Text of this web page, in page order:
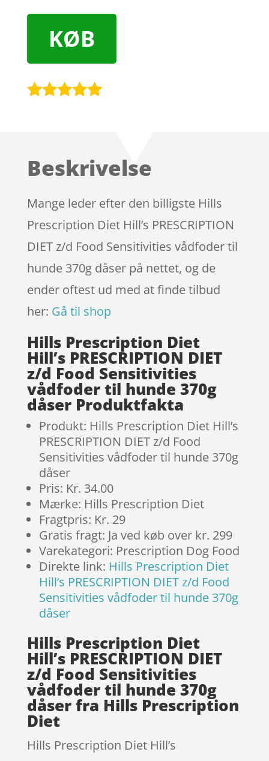
KØB
kundebedøm
Beskrivelse
Mange leder efter den billigste Hills
Prescription Diet Hill’s PRESCRIPTION
DIET z/d Food Sensitivities vådfoder til
hunde 370g dåser på nettet, og de
ender oftest ud med at finde tilbud
her: Gå til shop
Hills Prescription Diet
Hill’s PRESCRIPTION DIET
z/d Food Sensitivities
vådfoder til hunde 370g
dåser Produktfakta
Produkt: Hills Prescription Diet Hill’s
PRESCRIPTION DIET z/d Food
Sensitivities vådfoder til hunde 370g
dåser
Pris: Kr. 34.00
Mærke: Hills Prescription Diet
Fragtpris: Kr. 29
Gratis fragt: Ja ved køb over kr. 299
Varekategori: Prescription Dog Food
Direkte link: Hills Prescription Diet
Hill’s PRESCRIPTION DIET z/d Food
Sensitivities vådfoder til hunde 370g
dåser
Hills Prescription Diet
Hill’s PRESCRIPTION DIET
z/d Food Sensitivities
vådfoder til hunde 370g
dåser fra Hills Prescription
Diet
Hills Prescription Diet Hill’s